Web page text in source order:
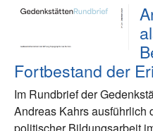
Fortbestand der
Im Rundbrief der
Andreas Kahrs ausführlich
politischer Bildungsarbeit